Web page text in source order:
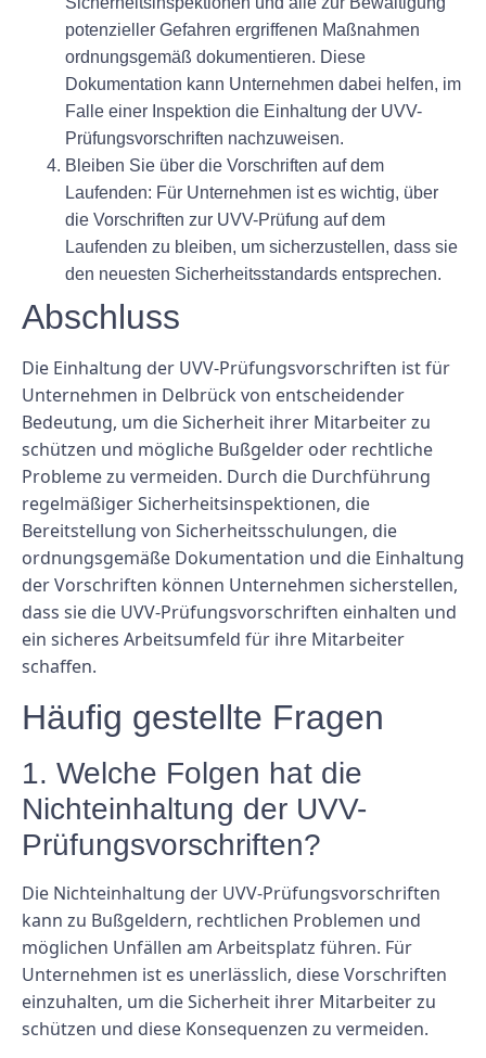
potenzieller Gefahren ergriffenen Maßnahmen
ordnungsgemäß dokumentieren. Diese
Dokumentation kann Unternehmen dabei helfen, im
Falle einer Inspektion die Einhaltung der UVV-
Prüfungsvorschriften nachzuweisen.
Bleiben Sie über die Vorschriften auf dem
Laufenden: Für Unternehmen ist es wichtig, über
die Vorschriften zur UVV-Prüfung auf dem
Laufenden zu bleiben, um sicherzustellen, dass sie
den neuesten Sicherheitsstandards entsprechen.
Abschluss
Die Einhaltung der UVV-Prüfungsvorschriften ist für
Unternehmen in Delbrück von entscheidender
Bedeutung, um die Sicherheit ihrer Mitarbeiter zu
schützen und mögliche Bußgelder oder rechtliche
Probleme zu vermeiden. Durch die Durchführung
regelmäßiger Sicherheitsinspektionen, die
Bereitstellung von Sicherheitsschulungen, die
ordnungsgemäße Dokumentation und die Einhaltung
der Vorschriften können Unternehmen sicherstellen,
dass sie die UVV-Prüfungsvorschriften einhalten und
ein sicheres Arbeitsumfeld für ihre Mitarbeiter
schaffen.
Häufig gestellte Fragen
1. Welche Folgen hat die
Nichteinhaltung der UVV-
Prüfungsvorschriften?
Die Nichteinhaltung der UVV-Prüfungsvorschriften
kann zu Bußgeldern, rechtlichen Problemen und
möglichen Unfällen am Arbeitsplatz führen. Für
Unternehmen ist es unerlässlich, diese Vorschriften
einzuhalten, um die Sicherheit ihrer Mitarbeiter zu
schützen und diese Konsequenzen zu vermeiden.